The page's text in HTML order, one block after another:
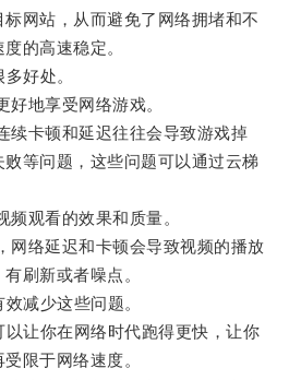
标网站，从而避免了网络拥堵和不
的高速稳定。
好处。
地享受网络游戏。
卡顿和延迟往往会导致游戏掉
等问题，这些问题可以通过云梯
观看的效果和质量。
络延迟和卡顿会导致视频的播放
刷新或者噪点。
减少这些问题。
让你在网络时代跑得更快，让你
限于网络速度。